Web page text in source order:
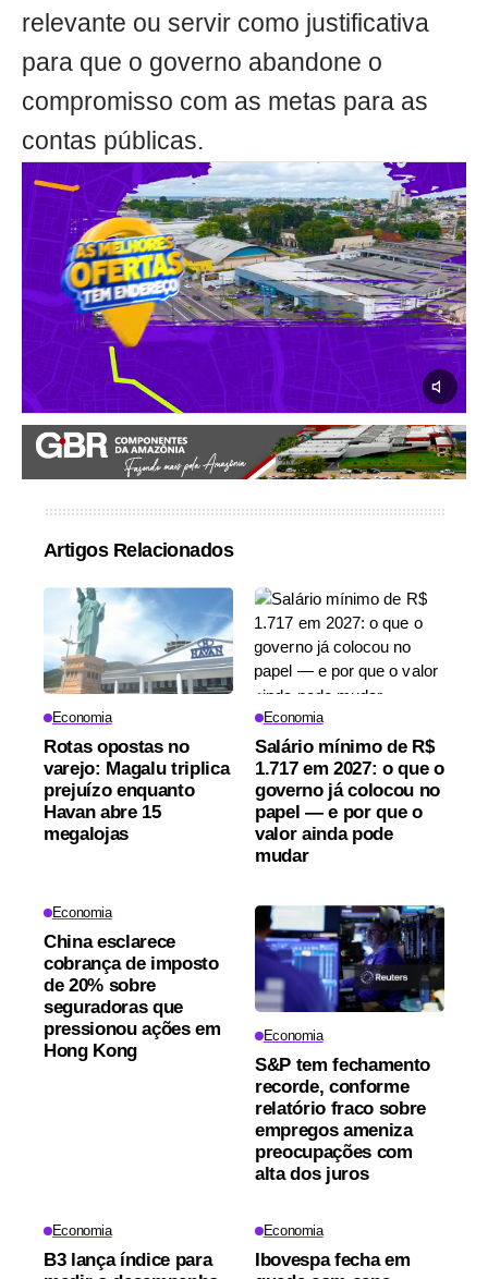
relevante ou servir como justificativa
para que o governo abandone o
compromisso com as metas para as
contas públicas.
Artigos Relacionados
Economia
Rotas opostas no
varejo: Magalu triplica
prejuízo enquanto
Havan abre 15
megalojas
Economia
Salário mínimo de R$
1.717 em 2027: o que o
governo já colocou no
papel — e por que o
valor ainda pode
mudar
Economia
China esclarece
cobrança de imposto
de 20% sobre
seguradoras que
pressionou ações em
Hong Kong
Economia
S&P tem fechamento
recorde, conforme
relatório fraco sobre
empregos ameniza
preocupações com
alta dos juros
Economia
B3 lança índice para
Economia
Ibovespa fecha em